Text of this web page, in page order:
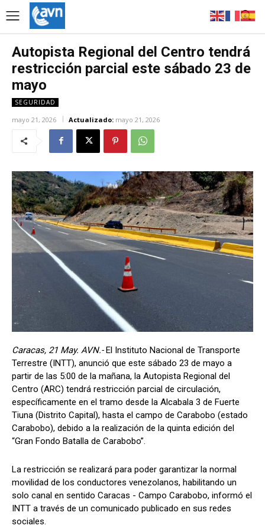
Autopista Regional del Centro tendrá
restricción parcial este sábado 23 de
mayo
SEGURIDAD
mayo 21, 2026 Actualizado: mayo 21, 2026
Caracas, 21 May. AVN.-El Instituto Nacional de Transporte
Terrestre (INTT), anunció que este sábado 23 de mayo a
partir de las 5:00 de la mañana, la Autopista Regional del
Centro (ARC) tendrá restricción parcial de circulación,
específicamente en el tramo desde la Alcabala 3 de Fuerte
Tiuna (Distrito Capital), hasta el campo de Carabobo (estado
Carabobo), debido a la realización de la quinta edición del
“Gran Fondo Batalla de Carabobo”.
La restricción se realizará para poder garantizar la normal
movilidad de los conductores venezolanos, habilitando un
solo canal en sentido Caracas - Campo Carabobo, informó el
INTT a través de un comunicado publicado en sus redes
sociales.